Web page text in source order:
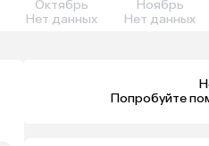
Октябрь
Нет данных
Ноябрь
Нет данных
Попробуйте